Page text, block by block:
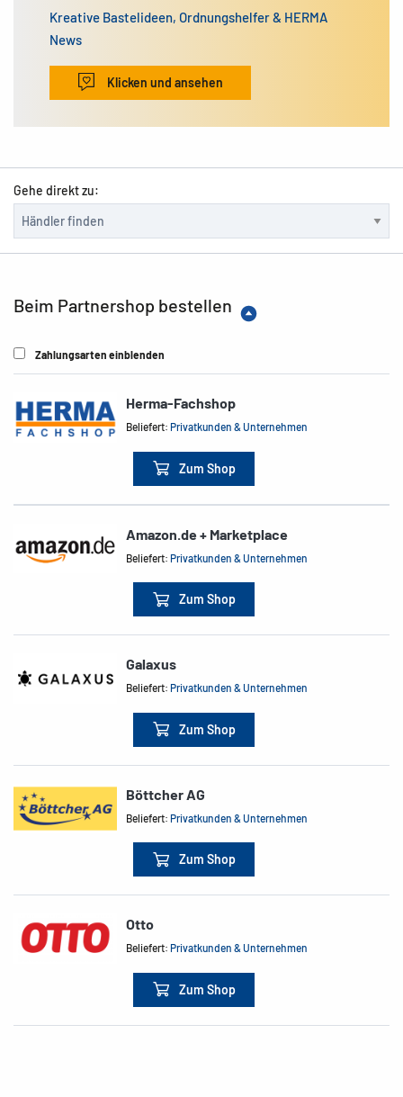
Kreative Bastelideen, Ordnungshelfer & HERMA
News
Klicken und ansehen
Gehe direkt zu:
Beim Partnershop bestellen
Zahlungsarten einblenden
Herma-Fachshop
Beliefert:Privatkunden & Unternehmen
Zum Shop
Amazon.de + Marketplace
Beliefert:Privatkunden & Unternehmen
Zum Shop
Galaxus
Beliefert:Privatkunden & Unternehmen
Zum Shop
Böttcher AG
Beliefert:Privatkunden & Unternehmen
Zum Shop
Otto
Beliefert:Privatkunden & Unternehmen
Zum Shop